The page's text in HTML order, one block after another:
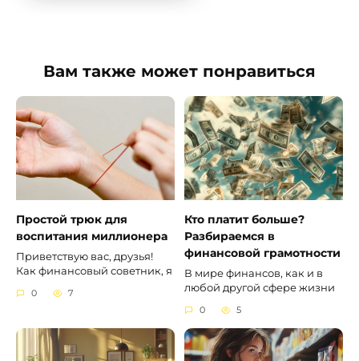
Вам также может понравиться
Простой трюк для
воспитания миллионера
Приветствую вас, друзья!
Как финансовый советник, я
0 7
Кто платит больше?
Разбираемся в
финансовой грамотности
В мире финансов, как и в
любой другой сфере жизни
0 5